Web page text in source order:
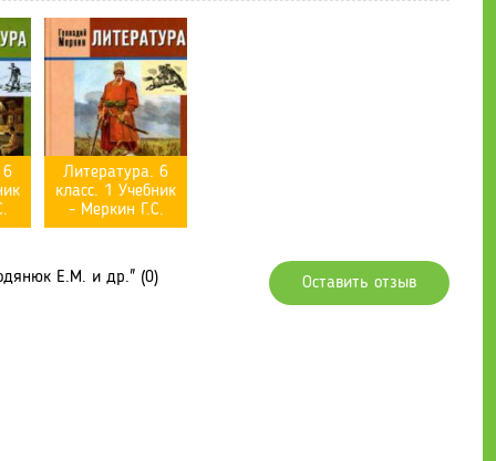
6
Литература. 6
класс. 1 Учебник
- Меркин Г.С.
Е.М. и др." (0) Оставить отзыв